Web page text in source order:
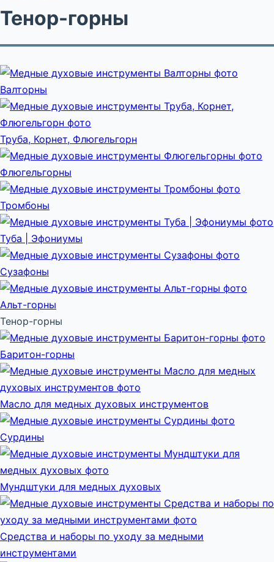
Тенор-горны
Валторны
Труба, Корнет, Флюгельгорн
Флюгельгорны
Тромбоны
Туба | Эфониумы
Сузафоны
Альт-горны
Тенор-горны
Баритон-горны
Масло для медных духовых инструментов
Сурдины
Мундштуки для медных духовых
Средства и наборы по уходу за медными
инструментами